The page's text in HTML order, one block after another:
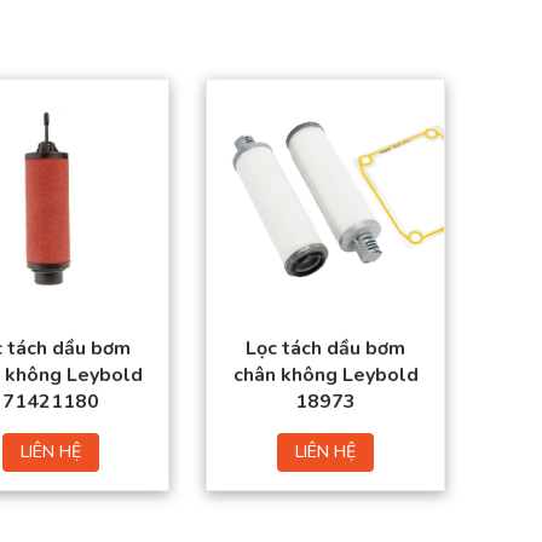
Sản phẩm đạt tiêu
chuẩn chất lượng
Giá thành tốt nhất thị
Đặt mua thuận tiện –
Giao hàng toàn
tách dầu bơm
không Leybold
71421180
LIÊN HỆ
Sản phẩm đạt tiêu
chuẩn chất lượng
cao.
Hàng có sẵn trong
Giá thành tốt nhất thị
trường.
Đặt mua thuận tiện –
Giao hàng toàn
Lọc tách dầu bơm
chân không Leybold
18973
LIÊN HỆ